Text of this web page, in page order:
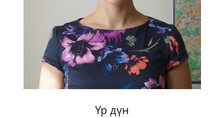
Үр дүн